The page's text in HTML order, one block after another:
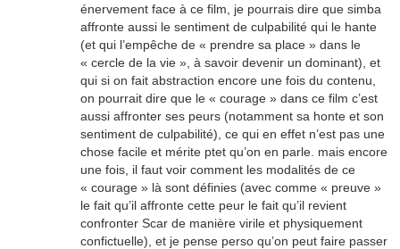
énervement face à ce film, je pourrais dire que simba
affronte aussi le sentiment de culpabilité qui le hante
(et qui l’empêche de « prendre sa place » dans le
« cercle de la vie », à savoir devenir un dominant), et
qui si on fait abstraction encore une fois du contenu,
on pourrait dire que le « courage » dans ce film c’est
aussi affronter ses peurs (notamment sa honte et son
sentiment de culpabilité), ce qui en effet n’est pas une
chose facile et mérite ptet qu’on en parle. mais encore
une fois, il faut voir comment les modalités de ce
« courage » là sont définies (avec comme « preuve »
le fait qu’il affronte cette peur le fait qu’il revient
confronter Scar de manière virile et physiquement
confictuelle), et je pense perso qu’on peut faire passer